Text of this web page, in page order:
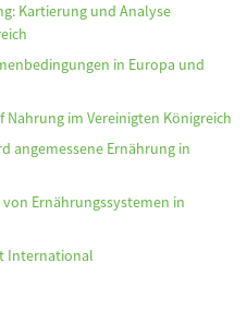
Kartierung und Analyse
in Europa und
im Vereinigten Königreich
angemessene Ernährung in
Ernährungssystemen in
International